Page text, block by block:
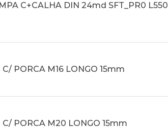
C+CALHA DIN 24md SFT_PR0 L550
C/ PORCA M16 LONGO 15mm
C/ PORCA M20 LONGO 15mm